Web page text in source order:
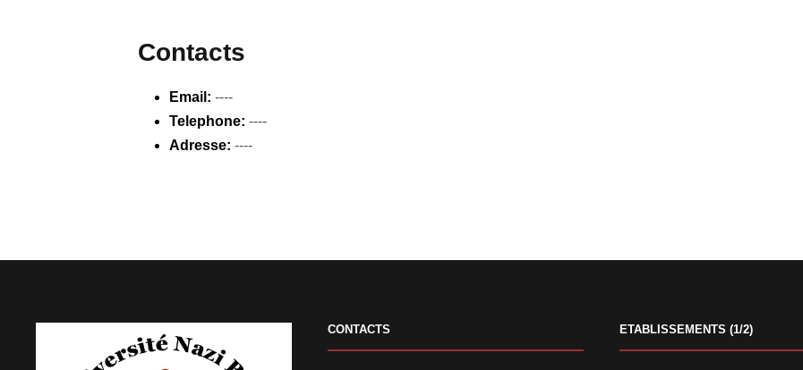
Contacts
Email: ----
Telephone: ----
Adresse: ----
CONTACTS ETABLISSEMENTS (1/2)